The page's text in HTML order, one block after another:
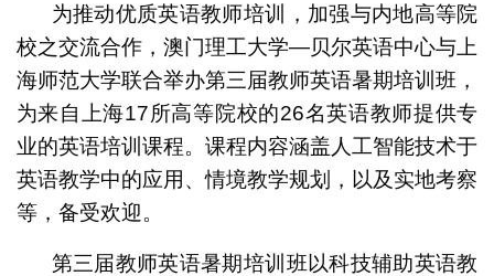
为推动优质英语教师培训，加强与内地高等院
校之交流合作，澳门理工大学—贝尔英语中心与上
海师范大学联合举办第三届教师英语暑期培训班，
为来自上海17所高等院校的26名英语教师提供专
业的英语培训课程。课程内容涵盖人工智能技术于
英语教学中的应用、情境教学规划，以及实地考察
等，备受欢迎。
第三届教师英语暑期培训班以科技辅助英语教